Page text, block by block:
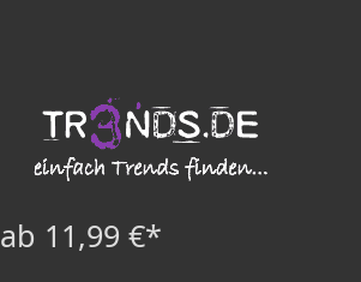
ab 11,99 €*